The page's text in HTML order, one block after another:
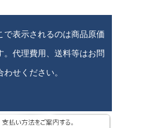
で表示されるのは商品原価
。代理費用、送料等はお問
わせください。